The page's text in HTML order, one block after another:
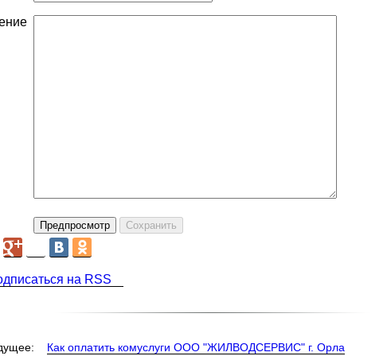
на RSS
Как оплатить комуслуги ООО "ЖИЛВОДСЕРВИС" г. Орла